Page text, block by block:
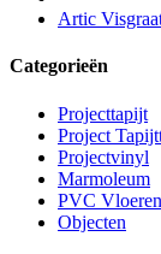
Artic
Categorieën
Projecttapijt
Project
Projectvinyl
Marmoleum
PVC Vloeren
Objecten